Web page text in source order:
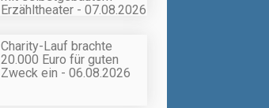
Erzähltheater - 07.08.2026
Charity-Lauf brachte
20.000 Euro für guten
Zweck ein - 06.08.2026